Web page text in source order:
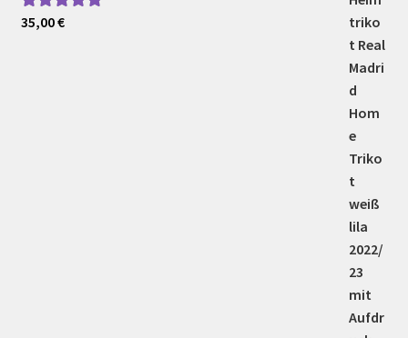
Bewertet mit
35,00€